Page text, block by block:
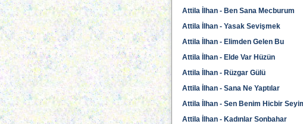
Attila İlhan - Ben Sana Mecburum
Attila İlhan - Yasak Sevişmek
Attila İlhan - Elimden Gelen Bu
Attila İlhan - Elde Var Hüzün
Attila İlhan - Rüzgar Gülü
Attila İlhan - Sana Ne Yaptılar
Attila İlhan - Sen Benim Hicbir
Attila İlhan - Kadınlar Sonbahar